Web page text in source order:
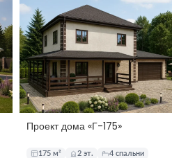
Проект дома «Г-175»
175 м² 2 эт. 4 спальни